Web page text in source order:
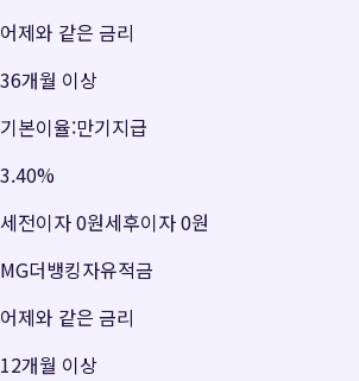
어제와 같은 금리
36개월 이상
기본이율:만기지급
3.40%
세전이자0원세후이자0원
MG더뱅킹자유적금
어제와 같은 금리
12개월 이상